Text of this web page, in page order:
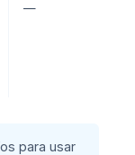
—
para usar